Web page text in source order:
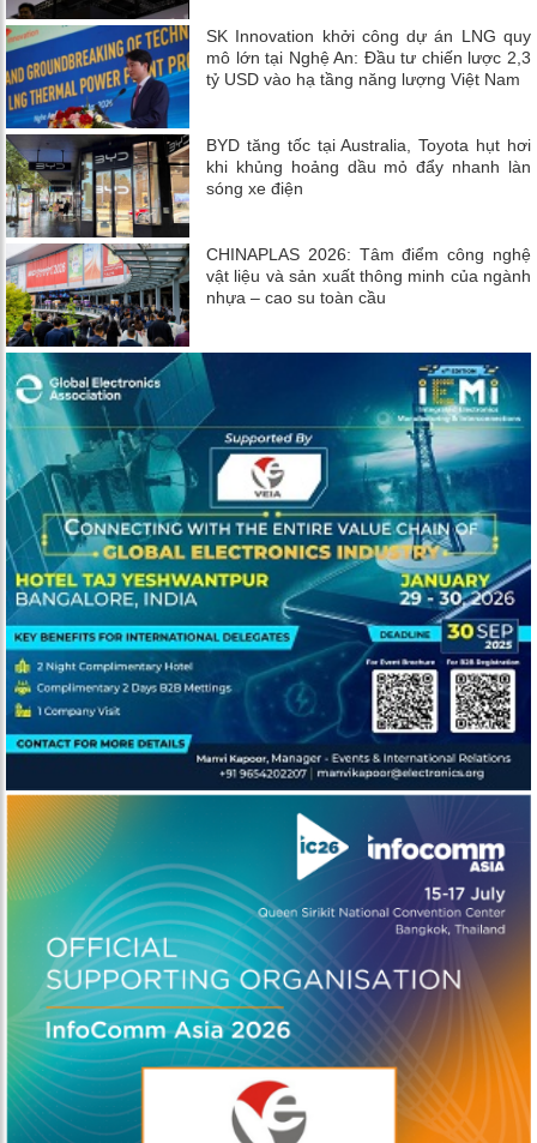
SK Innovation khởi công dự án LNG quy
mô lớn tại Nghệ An: Đầu tư chiến lược 2,3
tỷ USD vào hạ tầng năng lượng Việt Nam
BYD tăng tốc tại Australia, Toyota hụt hơi
khi khủng hoảng dầu mỏ đẩy nhanh làn
sóng xe điện
CHINAPLAS 2026: Tâm điểm công nghệ
vật liệu và sản xuất thông minh của ngành
nhựa – cao su toàn cầu